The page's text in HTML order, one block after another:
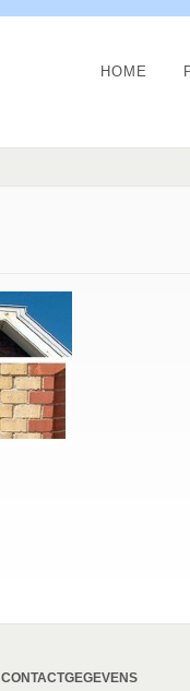
HOME
CONTACTGEGEVENS